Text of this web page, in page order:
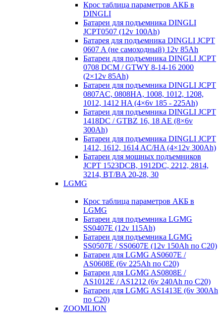
Крос таблица параметров АКБ в
DINGLI
Батареи для подъемника DINGLI
JCPT0507 (12v 100Ah)
Батарея для подъемника DINGLI JCPT
0607 A (не самоходный) 12v 85Ah
Батареи для подъемника DINGLI JCPT
0708 DCM / GTWY 8-14-16 2000
(2×12v 85Ah)
Батареи для подъемника DINGLI JCPT
0807AC, 0808HA, 1008, 1012, 1208,
1012, 1412 HA (4×6v 185 - 225Ah)
Батареи для подъемника DINGLI JCPT
1418DC / GTBZ 16, 18 AE (8×6v
300Ah)
Батареи для подъемника DINGLI JCPT
1412, 1612, 1614 AC/HA (4×12v 300Ah)
Батареи для мощных подъемников
JCPT 1523DCB, 1912DC, 2212, 2814,
3214, BT/BA 20-28, 30
LGMG
Крос таблица параметров АКБ в
LGMG
Батареи для подъемника LGMG
SS0407E (12v 115Ah)
Батареи для подъемника LGMG
SS0507E / SS0607E (12v 150Ah по С20)
Батареи для LGMG AS0607E /
AS0608E (6v 225Ah по С20)
Батареи для LGMG AS0808E /
AS1012E / AS1212 (6v 240Ah по С20)
Батареи для LGMG AS1413E (6v 300Ah
по С20)
ZOOMLION